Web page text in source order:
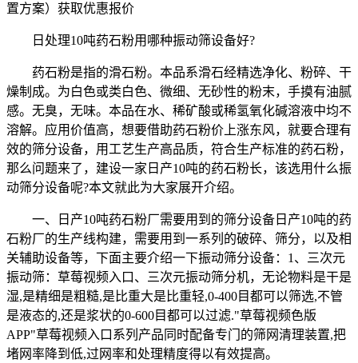
置方案） 获取优惠报价
日处理10吨药石粉用哪种振动筛设备好?
药石粉是指的滑石粉。本品系滑石经精选净化、粉碎、干
燥制成。为白色或类白色、微细、无砂性的粉末，手摸有油腻
感。无臭，无味。本品在水、稀矿酸或稀氢氧化碱溶液中均不
溶解。应用价值高，想要借助药石粉价上涨东风，就要合理有
效的筛分设备，用工艺生产高品质，符合生产标准的药石粉，
那么问题来了，建设一家日产10吨的药石粉长，该选用什么振
动筛分设备呢?本文就此为大家展开介绍。
一、日产10吨药石粉厂需要用到的筛分设备日产10吨的药
石粉厂的生产线构建，需要用到一系列的破碎、筛分，以及相
关辅助设备等，下面主要介绍一下振动筛分设备：1、三次元
振动筛：草莓视频入口、三次元振动筛分机，无论物料是干是
湿,是精细是粗糙,是比重大是比重轻,0-400目都可以筛选,不管
是液态的,还是浆状的0-600目都可以过滤."草莓视频色版
APP"草莓视频入口系列产品同时配备专门的筛网清理装置,把
堵网率降到低,过网率和处理精度得以有效提高。